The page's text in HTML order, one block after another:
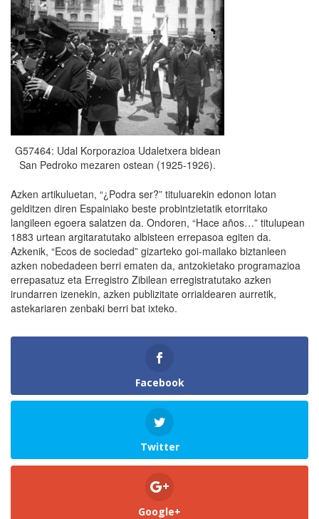
G57464: Udal Korporazioa Udaletxera bidean
San Pedroko mezaren ostean (1925-1926).
Azken artikuluetan, “¿Podra ser?” tituluarekin edonon lotan
gelditzen diren Espainiako beste probintzietatik etorritako
langileen egoera salatzen da. Ondoren, “Hace años…” titulupean
1883 urtean argitaratutako albisteen errepasoa egiten da.
Azkenik, “Ecos de sociedad” gizarteko goi-mailako biztanleen
azken nobedadeen berri ematen da, antzokietako programazioa
errepasatuz eta Erregistro Zibilean erregistratutako azken
irundarren izenekin, azken publizitate orrialdearen aurretik,
astekariaren zenbaki berri bat ixteko.
Facebook
Twitter
Google+